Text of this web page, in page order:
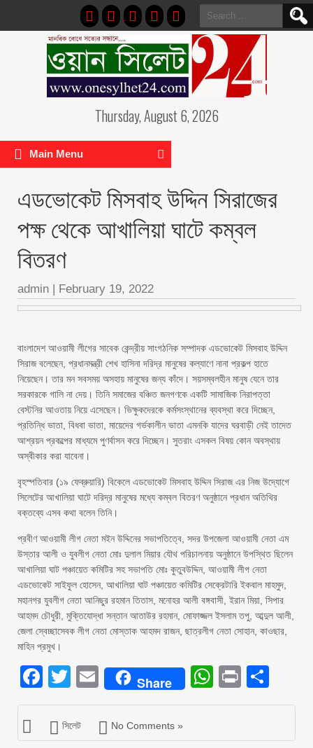
Search
for:
Thursday, August 6, 2026
Main Menu
এডভোকেট মিসবাহ উদ্দিন সিরাজের
পক্ষ থেকে আখালিয়া ঘাটে কম্বল
বিতরণ
admin | February 19, 2022
বাংলাদেশ আওয়ামী লীগের সাবেক কেন্দ্রীয় সাংগঠনিক সম্পাদক এডভোকেট মিসবাহ উদ্দিন
সিরাজ বলেছেন, প্রধানমন্ত্রী শেখ হাসিনা দরিদ্র মানুষের কল্যাণে নানা প্রকল্প হাতে
নিয়েছেন। তার মন সবসময় অসহায় মানুষের জন্য কাঁদে। সয়সম্বলহীন মানুষ যেনে তার
সরকারকে গালি না দেয়। তিনি সমাজের বঞ্চিত জনগণকে একটি সামাজিক নিরাপত্তা
বেস্টনির আওতায় নিয়ে এসেছেন। ভিক্ষুকদেরকে কর্মসংস্থানের ব্যবস্থা করে দিচ্ছেন,
প্রতিন্ধি ভাতা, বিধবা ভাতা, মায়েদের গর্ভকালীন ভাতা এমনকি যাদের ঘরবাড়ী নেই তাদেত
আশ্রয়ন প্রকল্পের মাধ্যমে পুণর্বাসন করে দিচ্ছেন। সুতরাং এসকল বিষয় কোন অবস্থায়
অস্বীকার করা যাবেনা।
বৃহস্পতিবার (১৯ ফেব্রুয়ারি) বিকেলে এডভোকেট মিসবাহ উদ্দিন সিরাজ এর নিজ উদ্যোগে
সিলেটের আখালিয়া ঘাটে দরিদ্র মানুষের মধ্যে কম্বল বিতরণ অনুষ্ঠানে প্রধান অতিথির
বক্তব্যে এসব কথা বলেন তিনি।
প্রবীণ আওয়ামী লীগ নেতা মইন উদ্দিনের সভাপতিত্বে, সদর উপজেলা আওয়ামী নেতা এম
উস্তার আলী ও যুবলীগ নেতা মোঃ দুলাল মিয়ার যৌথ পরিচালনায় অনুষ্ঠানে উপস্থিত ছিলেন
আখালিয়া ঘাট পঞ্চায়েত কমিটির সহ সভাপতি মোঃ কুতুবউদ্দিন, আওয়ামী লীগ নেতা
এডভোকেট সাইফুল হোসেন, আখালিয়া ঘাট পঞ্চায়েত কমিটির সেক্রেটারি ইকবাল মাহমুদ,
মহানগর যুবলীগ নেতা আনিছুর রহমান তিতাস, মনোহর আলী বঙ্গবাসী, ইরান মিয়া, সিপার
আহমদ চৌধুরী, মুক্তিযোদ্ধা সন্তান আতাউর রহমান, মোফাজ্জল ইসলাম তপু, আব্দুল আলী,
জেলা স্বেচ্ছাসেবক লীগ নেতা মোস্তাক আহমদ রাজন, ছাত্রলীগ নেতা সোহান, কাওছার,
মাহিন প্রমুখ।
Facebook
Twitter
EmailShare Print
সিলেট No Comments »